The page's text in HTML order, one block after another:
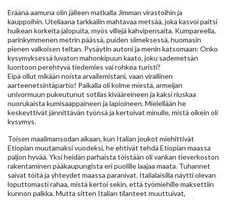
Eräänä aamuna olin jälleen matkalla Jimman virastoihin ja
kauppoihin. Uteliaana tarkkailin mahtavaa metsää, joka kasvoi paitsi
huikean korkeita jalopuita, myös villejä kahvipensaita. Kumpareella,
parinkymmenen metrin päässä, puiden siimeksessä, huomasin
pienen valkoisen teltan. Pysäytin autoni ja menin katsomaan: Onko
kysymyksessä luvaton mahonkipuun kaato, joku sademetsän
luontoon perehtyvä tiedemies vai rohkea turisti?
Eipä ollut mikään noista arvailemistani, vaan virallinen
aarteenetsintäpartio! Paikalla oli kolme miestä, armeijan
univormuun pukeutunut sotilas kivääreineen ja kaksi riuskaa
nuorukaista kumisaappaineen ja lapioineen. Mielellään he
keskeyttivät jännittävän työnsä ja kertoivat minulle, mistä oikein oli
kysymys.
Toisen maailmansodan aikaan, kun Italian joukot miehittivät
Etiopian muutamaksi vuodeksi, he ehtivät tehdä Etiopian maassa
paljon hyvää. Yksi heidän parhaista töistään oli vankan tieverkoston
rakentaminen pääkaupungista eri puolille laajaa maata. Tuhannet
saivat töitä ja yhteydet maassa paranivat. Italialaisilla näytti olevan
loputtomasti rahaa, mistä kertoi sekin, että työmiehille maksettiin
kunnon palkka. Mutta sitten Italian tilanteet muuttuivat,